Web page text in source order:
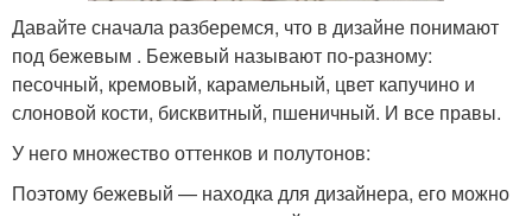
Давайте сначала разберемся, что в дизайне понимают
под бежевым . Бежевый называют по-разному:
песочный, кремовый, карамельный, цвет капучино и
слоновой кости, бисквитный, пшеничный. И все правы.
У него множество оттенков и полутонов:
Поэтому бежевый — находка для дизайнера, его можно